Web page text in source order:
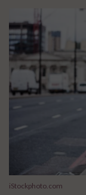
iStockphoto.com